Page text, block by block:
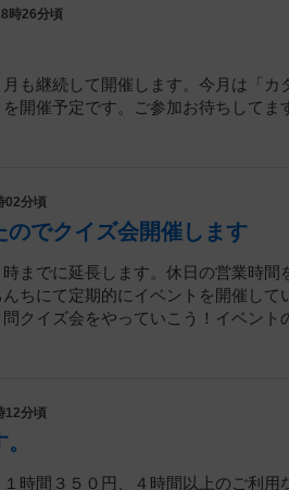
時26分頃
も継続して開催します。今月は「
開催予定です。ご参加お待ちしてま
02分頃
でクイズ会開催します
までに延長します。休日の営業時
ちにて定期的にイベントを開催し
クイズ会をやっていこう！イベント
12分頃
時間３５０円、４時間以上のご利